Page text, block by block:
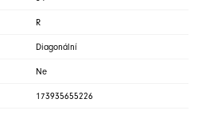
R
Diagonální
Ne
173935655226